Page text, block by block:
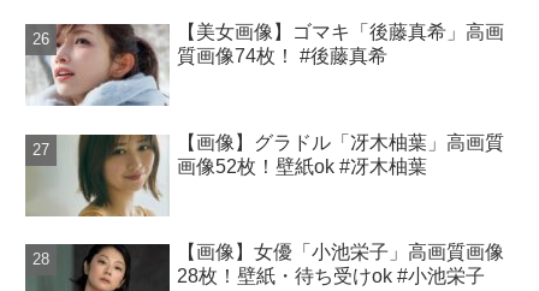
【美女画像】ゴマキ「後藤真希」高画
質画像74枚！ #後藤真希
【画像】グラドル「冴木柚葉」高画質
画像52枚！壁紙ok #冴木柚葉
【画像】女優「小池栄子」高画質画像
28枚！壁紙・待ち受けok #小池栄子